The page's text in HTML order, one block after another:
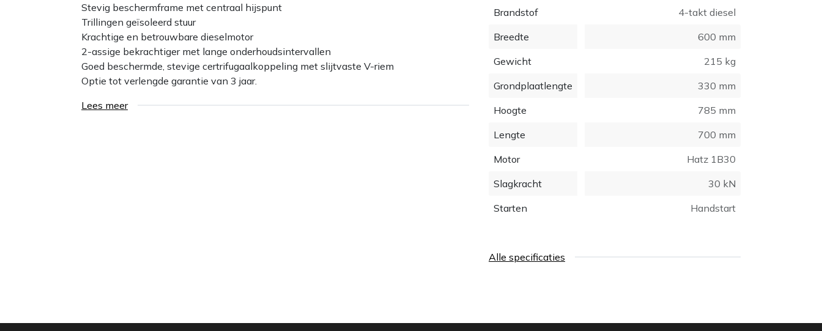
Stevig beschermframe met centraal hijspunt
Trillingen geïsoleerd stuur
Krachtige en betrouwbare dieselmotor
2-assige bekrachtiger met lange onderhoudsintervallen
Goed beschermde, stevige certrifugaalkoppeling met slijtvaste V-riem
Optie tot verlengde garantie van 3 jaar.
Lees meer
Brandstof
4-takt diesel
Breedte
600 mm
Gewicht
215 kg
Grondplaatlengte
330 mm
Hoogte
785 mm
Lengte
700 mm
Motor
Hatz 1B30
Slagkracht
30 kN
Starten
Handstart
Alle specificaties